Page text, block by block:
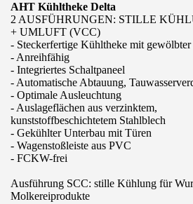
AHT Kühltheke Delta
2 AUSFÜHRUNGEN: STILLE
+ UMLUFT (VCC)
- Steckerfertige Kühltheke mit gewölbter
- Anreihfähig
- Integriertes Schaltpaneel
- Automatische Abtauung,
- Optimale Ausleuchtung
- Auslageflächen aus verzinktem,
kunststoffbeschichtetem Stahlblech
- Gekühlter Unterbau mit Türen
- Wagenstoßleiste aus PVC
- FCKW-frei
Ausführung SCC: stille Kühlung für
Molkereiprodukte